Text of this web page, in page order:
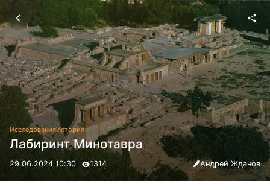
ИсследованияИстория
Лабиринт Минотавра
29.06.2024 10:30 1314 Андрей Жданов